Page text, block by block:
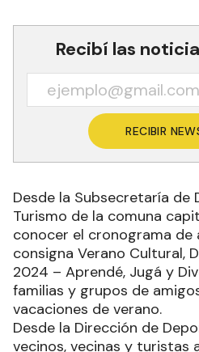
Recibí las
RECIBIR
Desde la Subsecretaría de
Turismo de la comuna
conocer el cronograma de
consigna Verano Cultural,
2024 – Aprendé, Jugá y
familias y grupos de
vacaciones de verano.
Desde la Dirección de
vecinos, vecinas y turistas